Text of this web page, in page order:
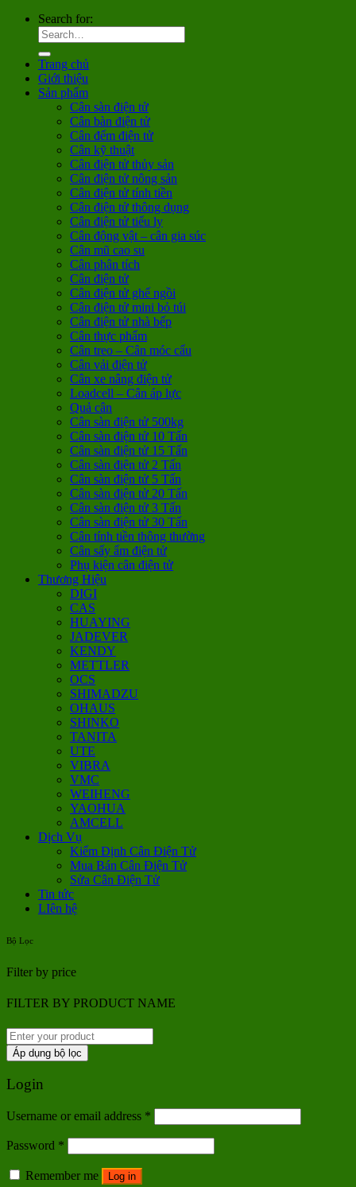
Search for:
Trang chủ
Giới thiệu
Sản phẩm
Cân sàn điện tử
Cân bàn điện tử
Cân đếm điện tử
Cân kỹ thuật
Cân điện tử thủy sản
Cân điện tử nông sản
Cân điện tử tính tiền
Cân điện tử thông dụng
Cân điện tử tiểu ly
Cân động vật – cân gia súc
Cân mũ cao su
Cân phân tích
Cân điện tử
Cân điện tử ghế ngồi
Cân điện tử mini bỏ túi
Cân điện tử nhà bếp
Cân thực phẩm
Cân treo – Cân móc cẩu
Cân vải điện tử
Cân xe nâng điện tử
Loadcell – Cân áp lực
Quả cân
Cân sàn điện tử 500kg
Cân sàn điện tử 10 Tấn
Cân sàn điện tử 15 Tấn
Cân sàn điện tử 2 Tấn
Cân sàn điện tử 5 Tấn
Cân sàn điện tử 20 Tấn
Cân sàn điện tử 3 Tấn
Cân sàn điện tử 30 Tấn
Cân tính tiền thông thường
Cân sấy ẩm điện tử
Phụ kiện cân điện tử
Thương Hiệu
DIGI
CAS
HUAYING
JADEVER
KENDY
METTLER
OCS
SHIMADZU
OHAUS
SHINKO
TANITA
UTE
VIBRA
VMC
WEIHENG
YAOHUA
AMCELL
Dịch Vụ
Kiểm Định Cân Điện Tử
Mua Bán Cân Điện Tử
Sửa Cân Điện Tử
Tin tức
LIên hệ
Bộ Lọc
Filter by price
FILTER BY PRODUCT NAME
Áp dụng bộ lọc
Login
Username or email address *
Password *
Remember me Log in